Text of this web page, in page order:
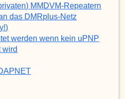
MMDVM-Repeatern
das DMRplus-Netz
werden wenn kein uPNP
wird